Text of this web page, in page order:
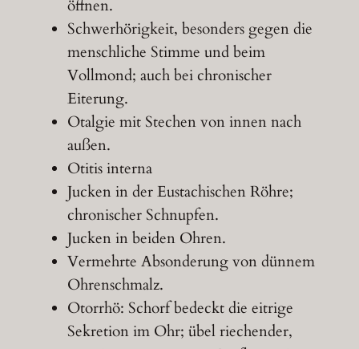
öffnen.
Schwerhörigkeit, besonders gegen die
menschliche Stimme und beim
Vollmond; auch bei chronischer
Eiterung.
Otalgie mit Stechen von innen nach
außen.
Otitis interna
Jucken in der Eustachischen Röhre;
chronischer Schnupfen.
Jucken in beiden Ohren.
Vermehrte Absonderung von dünnem
Ohrenschmalz.
Otorrhö: Schorf bedeckt die eitrige
Sekretion im Ohr; übel riechender,